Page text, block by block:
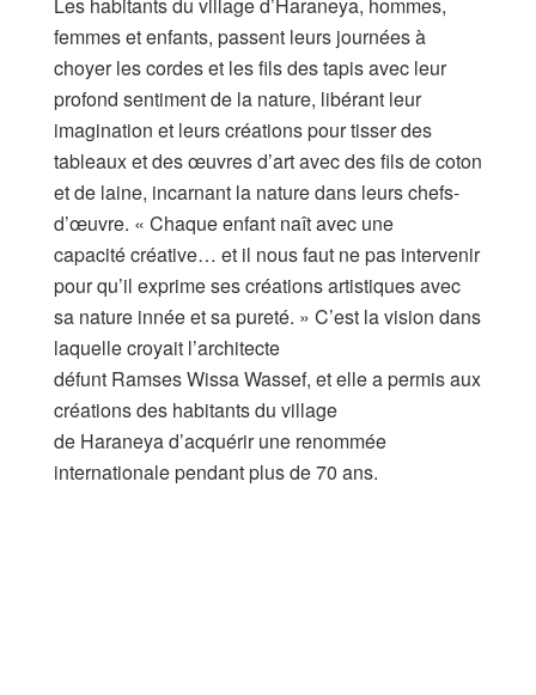
femmes et enfants, passent leurs journées à
choyer les cordes et les fils des tapis avec leur
profond sentiment de la nature, libérant leur
imagination et leurs créations pour tisser des
tableaux et des œuvres d’art avec des fils de coton
et de laine, incarnant la nature dans leurs chefs-
d’œuvre. « Chaque enfant naît avec une
capacité créative… et il nous faut ne pas intervenir
pour qu’il exprime ses créations artistiques avec
sa nature innée et sa pureté. » C’est la vision dans
laquelle croyait l’architecte
défunt Ramses Wissa Wassef, et elle a permis aux
créations des habitants du village
de Haraneya d’acquérir une renommée
internationale pendant plus de 70 ans.